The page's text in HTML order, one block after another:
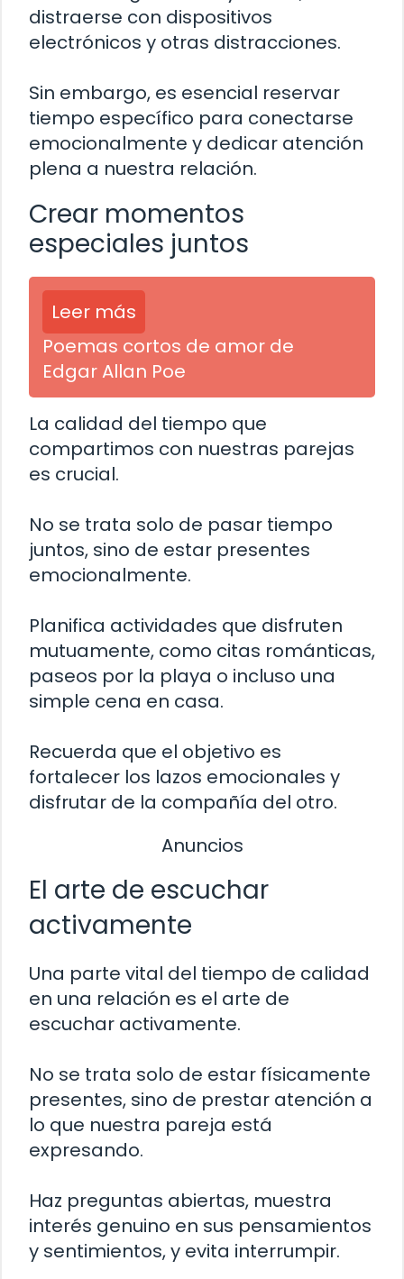
distraerse con dispositivos
electrónicos y otras distracciones.
Sin embargo, es esencial reservar
tiempo específico para conectarse
emocionalmente y dedicar atención
plena a nuestra relación.
Crear momentos
especiales juntos
Leer más
Poemas cortos de amor de
Edgar Allan Poe
La calidad del tiempo que
compartimos con nuestras parejas
es crucial.
No se trata solo de pasar tiempo
juntos, sino de estar presentes
emocionalmente.
Planifica actividades que disfruten
mutuamente, como citas románticas,
paseos por la playa o incluso una
simple cena en casa.
Recuerda que el objetivo es
fortalecer los lazos emocionales y
disfrutar de la compañía del otro.
Anuncios
El arte de escuchar
activamente
Una parte vital del tiempo de calidad
en una relación es el arte de
escuchar activamente.
No se trata solo de estar físicamente
presentes, sino de prestar atención a
lo que nuestra pareja está
expresando.
Haz preguntas abiertas, muestra
interés genuino en sus pensamientos
y sentimientos, y evita interrumpir.